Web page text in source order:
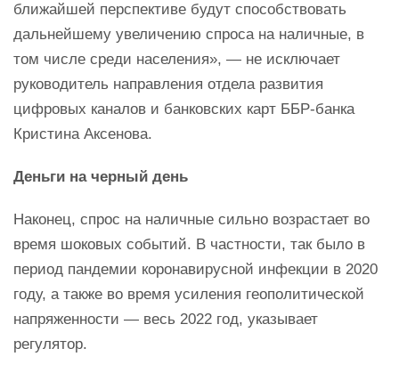
ближайшей перспективе будут способствовать
дальнейшему увеличению спроса на наличные, в
том числе среди населения», — не исключает
руководитель направления отдела развития
цифровых каналов и банковских карт ББР-банка
Кристина Аксенова.
Деньги на черный день
Наконец, спрос на наличные сильно возрастает во
время шоковых событий. В частности, так было в
период пандемии коронавирусной инфекции в 2020
году, а также во время усиления геополитической
напряженности — весь 2022 год, указывает
регулятор.